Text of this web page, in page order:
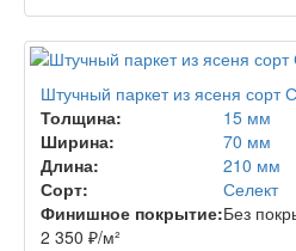
Штучный паркет из ясеня
Толщина:
15 мм
Ширина:
70 мм
Длина:
210 мм
Сорт:
Селект
Финишное покрытие:Без
2 350 ₽/м²